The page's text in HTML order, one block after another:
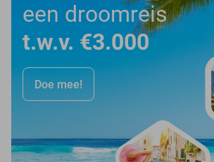
een droomreis
t.w.v. €3.000
Doe mee!